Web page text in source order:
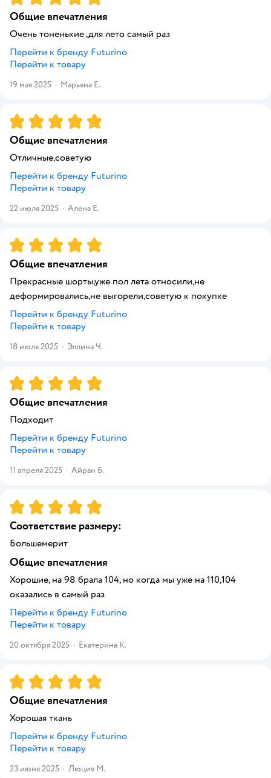
Общие впечатления
Очень тоненькие ,для лето самый раз
Перейти к бренду Futurino
Перейти к товару
19 мая 2025 · Марьяна Е.
Рейтинг:5
Общие впечатления
Отличные,советую
Перейти к бренду Futurino
Перейти к товару
22 июля 2025 · Алена Е.
Рейтинг:5
Общие впечатления
Прекрасные шорты,уже пол лета относили,не
деформировались,не выгорели,советую к покупке
Перейти к бренду Futurino
Перейти к товару
18 июля 2025 · Эллина Ч.
Рейтинг:5
Общие впечатления
Подходит
Перейти к бренду Futurino
Перейти к товару
11 апреля 2025 · Айран Б.
Рейтинг:5
Соответствие размеру:
Большемерит
Общие впечатления
Хорошие, на 98 брала 104, но когда мы уже на 110,104
оказались в самый раз
Перейти к бренду Futurino
Перейти к товару
20 октября 2025 · Екатерина К.
Рейтинг:5
Общие впечатления
Хорошая ткань
Перейти к бренду Futurino
Перейти к товару
23 июня 2025 · Люция М.